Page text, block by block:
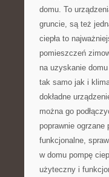
domu. To
gruncie, są też
ciepła to
pomieszczeń
na uzyskanie
tak samo jak i
dokładne
można go
poprawnie
funkcjonalne,
w domu pompę
użyteczny i